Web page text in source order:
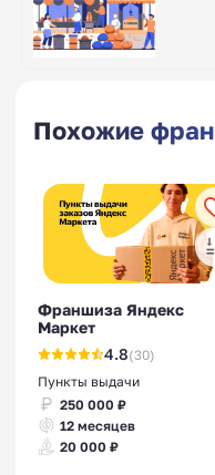
Похожие
Франшиза Яндекс
Маркет
4.8(30)
Пункты выдачи
250 000 ₽
12 месяцев
20 000 ₽